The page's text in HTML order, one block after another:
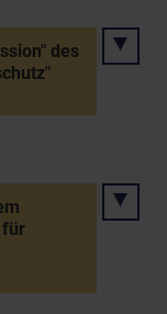
des
für